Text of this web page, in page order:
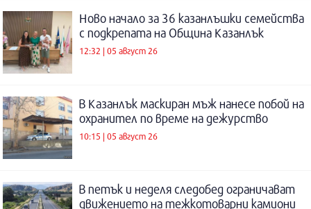
Ново начало за 36 казанлъшки семейства
с подкрепата на Община Казанлък
12:32 | 05 август 26
В Казанлък маскиран мъж нанесе побой на
охранител по време на дежурство
10:15 | 05 август 26
В петък и неделя следобед ограничават
движението на тежкотоварни камиони